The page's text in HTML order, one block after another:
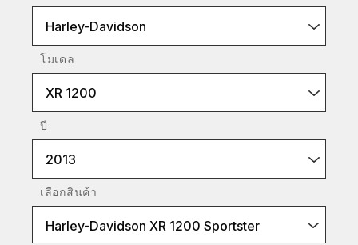
Harley-Davidson
โมเดล
XR 1200
ปี
2013
เลือกสินค้า
Harley-Davidson XR 1200 Sportster